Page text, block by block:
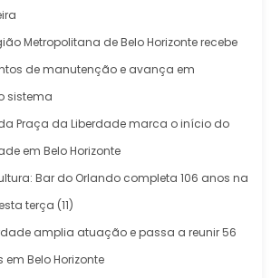
Metropolitana de Belo Horizonte recebe
de manutenção e avança em
sistema
Praça da Liberdade marca o início do
em Belo Horizonte
Bar do Orlando completa 106 anos na
terça (11)
amplia atuação e passa a reunir 56
Belo Horizonte